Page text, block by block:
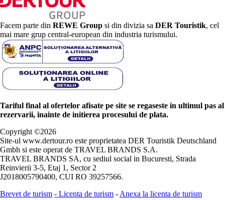
Facem parte din REWE Group si din divizia sa DER Touristik, cel
mai mare grup central-european din industria turismului.
Tariful final al ofertelor afisate pe site se regaseste in ultimul pas al
rezervarii, inainte de initierea procesului de plata.
Copyright ©2026
Site-ul www.dertour.ro este proprietatea DER Touristik Deutschland
Gmbh si este operat de TRAVEL BRANDS S.A.
TRAVEL BRANDS SA, cu sediul social in Bucuresti, Strada
Reinvierii 3-5, Etaj 1, Sector 2
J2018005790400, CUI RO 39257566.
Brevet de turism - Licenta de turism - Anexa la licenta de turism